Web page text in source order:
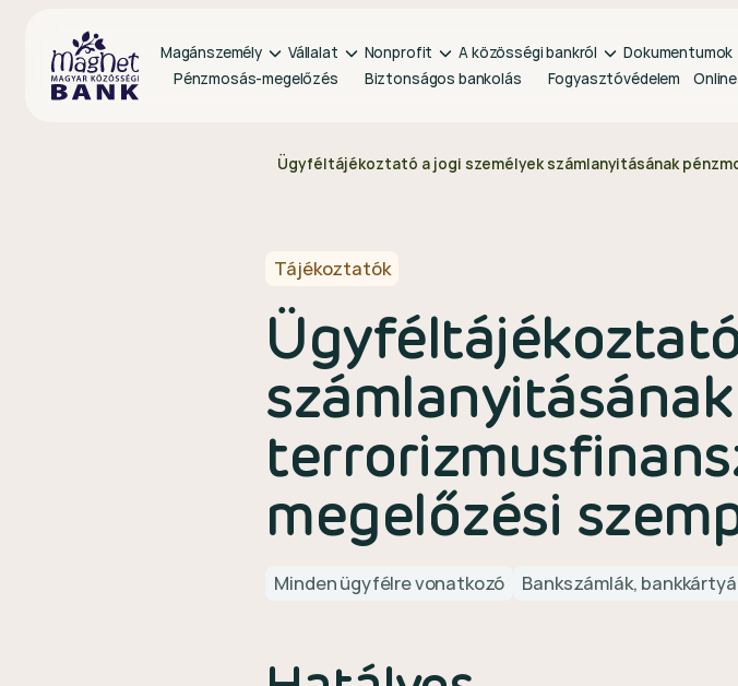
Magánszemély Vállalat Nonprofit A közösségi bankról
Dokumentumok
Pénzmosás-megelőzés
Biztonságos bankolás Fogyasztóvédelem
Ügyféltájékoztató a jogi személyek számlanyitásának
Tájékoztatók
megelőzési
Minden ügyfélre vonatkozó Bankszámlák,